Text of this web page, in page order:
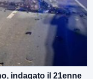
indagato il 21enne